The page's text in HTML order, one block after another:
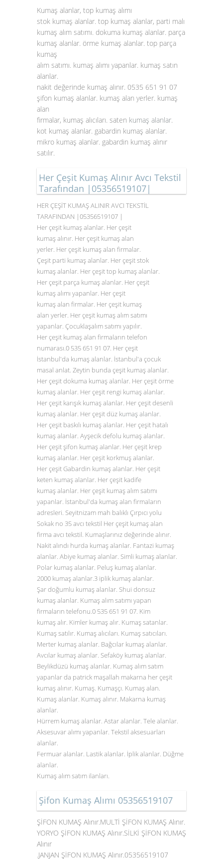
Kumaş alanlar, top kumaş alımı
stok kumaş alanlar. top kumaş alanlar, parti malı
kumaş alım satımı. dokuma kumaş alanlar. parça
kumaş alanlar. örme kumaş alanlar. top parça
kumaş
alım satımı. kumaş alımı yapanlar. kumaş satın
alanlar.
nakit değerinde kumaş alınır. 0535 651 91 07
şifon kumaş alanlar. kumaş alan yerler. kumaş
alan
firmalar, kumaş alıcıları. saten kumaş alanlar.
kot kumaş alanlar. gabardin kumaş alanlar.
mikro kumaş alanlar. gabardin kumaş alınır
satılır.
Her Çeşit Kumaş Alınır Avcı Tekstil
Tarafından |05356519107|
HER ÇEŞİT KUMAŞ ALINIR AVCI TEKSTİL
TARAFINDAN |05356519107 |
Her çeşit kumaş alanlar. Her çeşit
kumaş alınır. Her çeşit kumaş alan
yerler. Her çeşit kumaş alan firmalar.
Çeşit parti kumaş alanlar. Her çeşit stok
kumaş alanlar. Her çeşit top kumaş alanlar.
Her çeşit parça kumaş alanlar. Her çeşit
kumaş alımı yapanlar. Her çeşit
kumaş alan firmalar. Her çeşit kumaş
alan yerler. Her çeşit kumaş alım satımı
yapanlar. Çocuklaşalım satımı yapılır.
Her çeşit kumaş alan firmaların telefon
numarası.0 535 651 91 07. Her çeşit
İstanbul'da kumaş alanlar. İstanbul'a çocuk
masal anlat. Zeytin bunda çeşit kumaş alanlar.
Her çeşit dokuma kumaş alanlar. Her çeşit örme
kumaş alanlar. Her çeşit rengi kumaş alanlar.
Her çeşit karışık kumaş alanlar. Her çeşit desenli
kumaş alanlar. Her çeşit düz kumaş alanlar.
Her çeşit baskılı kumaş alanlar. Her çeşit hatalı
kumaş alanlar. Ayşecik defolu kumaş alanlar.
Her çeşit şifon kumaş alanlar. Her çeşit krep
kumaş alanlar. Her çeşit korkmuş alanlar.
Her çeşit Gabardin kumaş alanlar. Her çeşit
keten kumaş alanlar. Her çeşit kadife
kumaş alanlar. Her çeşit kumaş alım satımı
yapanlar. İstanbul'da kumaş alan firmaların
adresleri. Seyitnizam mah balıklı Çırpıcı yolu
Sokak no 35 avcı tekstil Her çeşit kumaş alan
firma avcı tekstil. Kumaşlarınız değerinde alınır.
Nakit alındı hurda kumaş alanlar. Fantazi kumaş
alanlar. Abiye kumaş alanlar. Simli kumaş alanlar.
Polar kumaş alanlar. Peluş kumaş alanlar.
2000 kumaş alanlar.3 iplik kumaş alanlar.
Şar doğumlu kumaş alanlar. Shui donsuz
kumaş alanlar. Kumaş alım satımı yapan
firmaların telefonu.0 535 651 91 07. Kim
kumaş alır. Kimler kumaş alır. Kumaş satanlar.
Kumaş satılır. Kumaş alıcıları. Kumaş satıcıları.
Merter kumaş alanlar. Bağcılar kumaş alanlar.
Avcılar kumaş alanlar. Sefaköy kumaş alanlar.
Beylikdüzü kumaş alanlar. Kumaş alım satım
yapanlar da patrick maşallah makarna her çeşit
kumaş alınır. Kumaş. Kumaşçı. Kumaş alan.
Kumaş alanlar. Kumaş alınır. Makarna kumaş
alanlar.
Hürrem kumaş alanlar. Astar alanlar. Tele alanlar.
Aksesuvar alımı yapanlar. Tekstil aksesuarları
alanlar.
Fermuar alanlar. Lastik alanlar. İplik alanlar. Düğme
alanlar.
Kumaş alım satım ilanları.
Şifon Kumaş Alımı 05356519107
ŞİFON KUMAŞ Alınır.MULTİ ŞİFON KUMAŞ Alınır.
YORYO ŞİFON KUMAŞ Alınır.SİLKİ ŞİFON KUMAŞ
Alınır
.JANJAN ŞİFON KUMAŞ Alınır.05356519107